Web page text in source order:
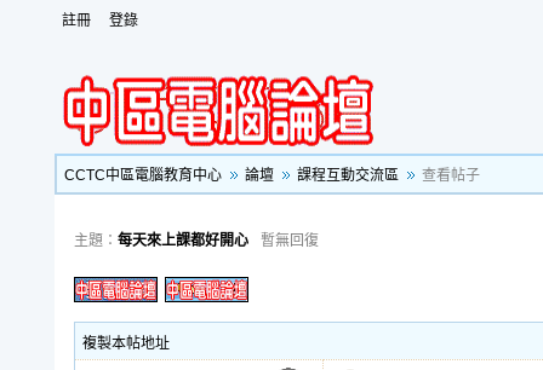
註冊 登錄
CCTC中區電腦教育中心 論壇 課程互動交流區 查看帖子
主題： 每天來上課都好開心 暫無回復
複製本帖地址